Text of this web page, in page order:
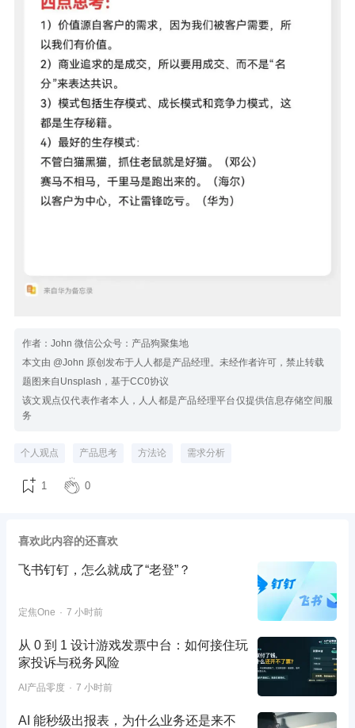
作者：John 微信公众号：产品狗聚集地
本文由 @John 原创发布于人人都是产品经理。未经作者许可，禁止转载
题图来自Unsplash，基于CC0协议
该文观点仅代表作者本人，人人都是产品经理平台仅提供信息存储空间服
务
个人观点 产品思考 方法论 需求分析
1 0
喜欢此内容的还喜欢
飞书钉钉，怎么就成了“老登”？
定焦One 7 小时前
从 0 到 1 设计游戏发票中台：如何接住玩
家投诉与税务风险
AI产品零度 7 小时前
AI 能秒级出报表，为什么业务还是来不